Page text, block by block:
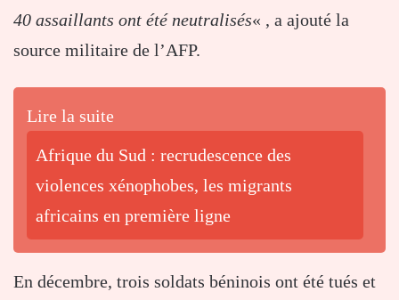
40 assaillants ont été neutralisés« , a ajouté la
source militaire de l’AFP.
Lire la suite
Afrique du Sud : recrudescence des
violences xénophobes, les migrants
africains en première ligne
En décembre, trois soldats béninois ont été tués et